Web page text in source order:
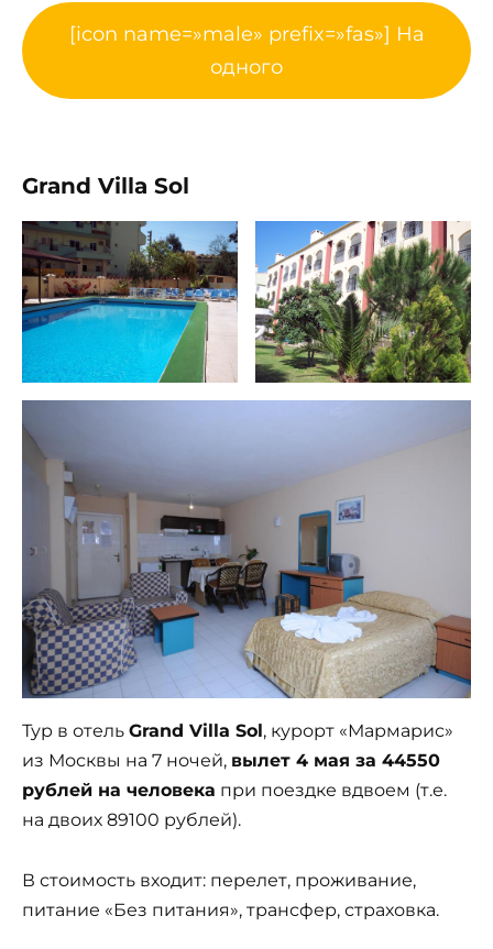
[icon name=»male» prefix=»fas»] На
одного
Grand Villa Sol
Тур в отель Grand Villa Sol, курорт «Мармарис»
из Москвы на 7 ночей, вылет 4 мая за 44550
рублей на человека при поездке вдвоем (т.е.
на двоих 89100 рублей).
В стоимость входит: перелет, проживание,
питание «Без питания», трансфер, страховка.